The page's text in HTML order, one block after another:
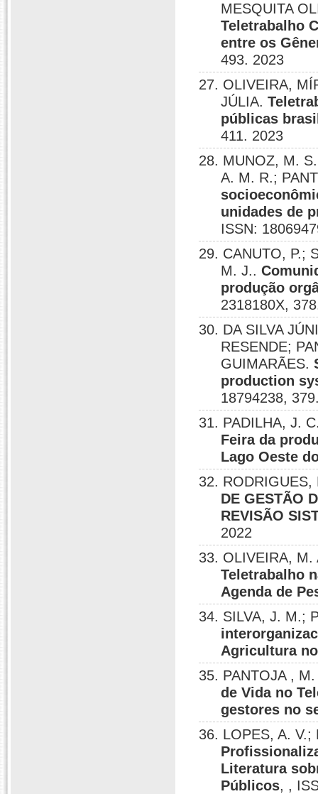
MESQUITA
Teletrabalho
entre os
493. 2023
27. OLIVEIRA,
JÚLIA.
públicas
411. 2023
28. MUNOZ, M.
A. M. R.;
unidades de
ISSN:
29. CANUTO, P.;
M. J..
produção
2318180X,
30. DA SILVA
RESENDE;
GUIMARÃES.
production
18794238,
31. PADILHA, J.
Feira da
Lago Oeste
32.
DE GESTÃO
REVISÃO
2022
33. OLIVEIRA,
Teletrabalho
Agenda de
34. SILVA, J. M.;
Agricultura
35. PANTOJA ,
de Vida no
gestores no
36. LOPES, A.
Literatura
Públicos, ,